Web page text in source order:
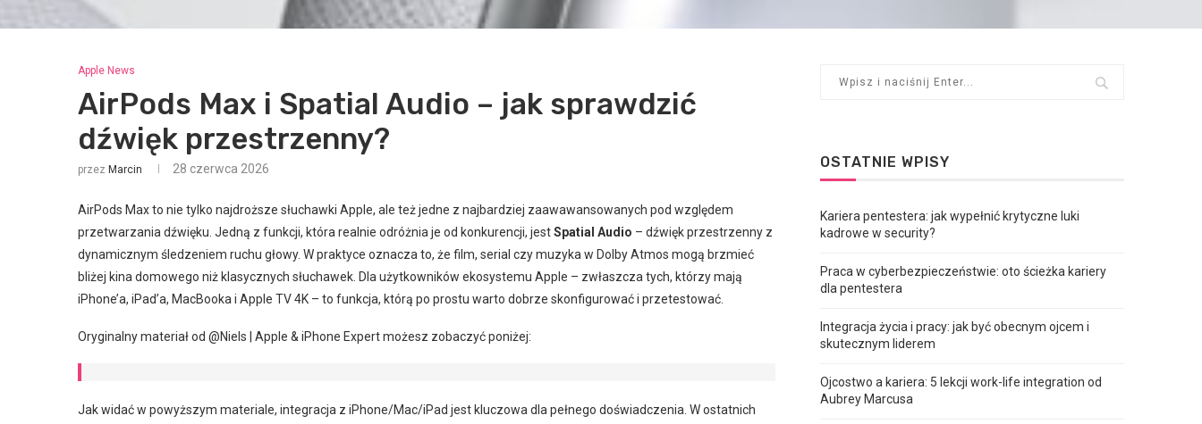
Apple News
AirPods Max i Spatial Audio – jak sprawdzić
dźwięk przestrzenny?
przez Marcin 28 czerwca 2026
AirPods Max to nie tylko najdroższe słuchawki Apple, ale też jedne z najbardziej zaawawansowanych pod względem
przetwarzania dźwięku. Jedną z funkcji, która realnie odróżnia je od konkurencji, jestSpatial Audio – dźwięk przestrzenny z
dynamicznym śledzeniem ruchu głowy. W praktyce oznacza to, że film, serial czy muzyka w Dolby Atmos mogą brzmieć
bliżej kina domowego niż klasycznych słuchawek. Dla użytkowników ekosystemu Apple – zwłaszcza tych, którzy mają
iPhone’a, iPad’a, MacBooka i Apple TV 4K – to funkcja, którą po prostu warto dobrze skonfigurować i przetestować.
Oryginalny materiał od @Niels | Apple & iPhone Expert możesz zobaczyć poniżej:
Jak widać w powyższym materiale, integracja z iPhone/Mac/iPad jest kluczowa dla pełnego doświadczenia. W ostatnich
OSTATNIE WPISY
Kariera pentestera: jak wypełnić krytyczne luki
kadrowe w security?
Praca w cyberbezpieczeństwie: oto ścieżka kariery
dla pentestera
Integracja życia i pracy: jak być obecnym ojcem i
skutecznym liderem
Ojcostwo a kariera: 5 lekcji work-life integration od
Aubrey Marcusa